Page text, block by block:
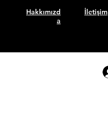
Hakkımızd
a
İletişim